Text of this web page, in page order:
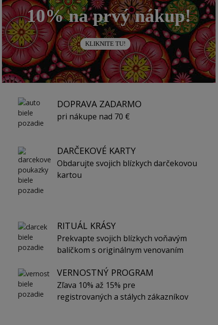
10% na prvý nákup!
KLIKNITE TU!
DOPRAVA ZADARMO
pri nákupe nad 70 €
DARČEKOVÉ KARTY
Obdarujte svojich blízkych darčekovou
kartou
RITUÁL KRÁSY
Prekvapte svojich blízkych voňavým
balíčkom s originálnym venovaním
VERNOSTNÝ PROGRAM
Zľava 10% až 15% pre
registrovaných a stálych zákazníkov